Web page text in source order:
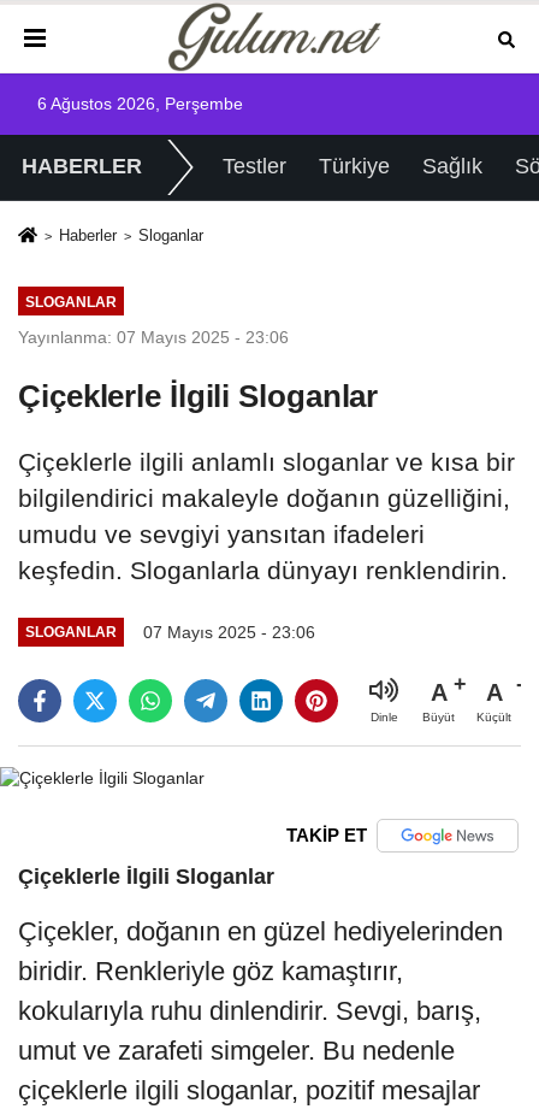
6 Ağustos 2026, Perşembe
HABERLER Testler Türkiye Sağlık
Haberler Sloganlar
SLOGANLAR
Yayınlanma: 07 Mayıs 2025 - 23:06
Çiçeklerle İlgili Sloganlar
Çiçeklerle ilgili anlamlı sloganlar ve kısa bir
bilgilendirici makaleyle doğanın güzelliğini,
umudu ve sevgiyi yansıtan ifadeleri
keşfedin. Sloganlarla dünyayı renklendirin.
SLOGANLAR 07 Mayıs 2025 - 23:06
Dinle
A
Büyüt
A
Küçült
TAKİP ET
Çiçeklerle İlgili Sloganlar
Çiçekler, doğanın en güzel hediyelerinden
biridir. Renkleriyle göz kamaştırır,
kokularıyla ruhu dinlendirir. Sevgi, barış,
umut ve zarafeti simgeler. Bu nedenle
çiçeklerle ilgili sloganlar, pozitif mesajlar